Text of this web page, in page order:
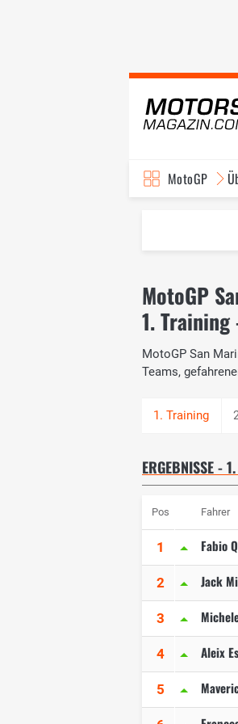
MotoGP
MotoGP
1.
MotoGP San
Teams,
ERGEBNISSE -
Pos Fahrer
1 Fabio
2 Jack
3
4 Aleix
5